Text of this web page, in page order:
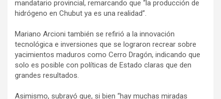
mandatario provincial, remarcando que “la producción de
hidrógeno en Chubut ya es una realidad”.
Mariano Arcioni también se refirió a la innovación
tecnológica e inversiones que se lograron recrear sobre
yacimientos maduros como Cerro Dragón, indicando que
solo es posible con políticas de Estado claras que den
grandes resultados.
Asimismo, subrayó que, si bien “hay muchas miradas